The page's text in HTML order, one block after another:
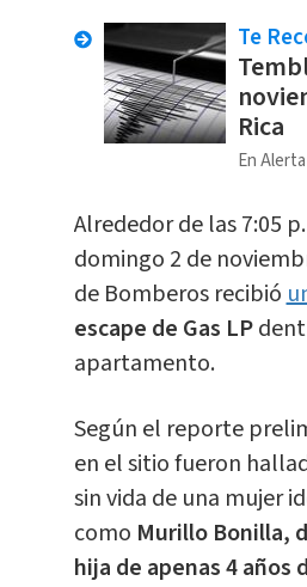
Te
Rica
En Alerta
Alrededor de las 7:05
domingo 2 de
de Bomberos recibió
escape de Gas LP
apartamento.
Según el reporte
en el sitio fueron
sin vida de una mujer
como Murillo Bonilla,
hija de apenas 4 años